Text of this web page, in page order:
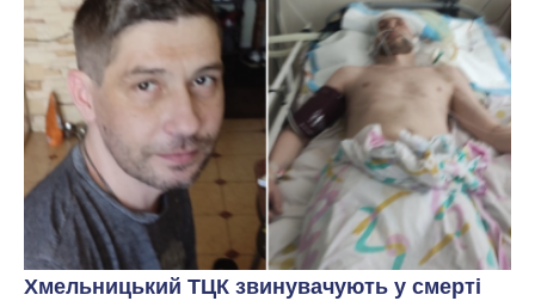
Хмельницький ТЦК звинувачують у смерті